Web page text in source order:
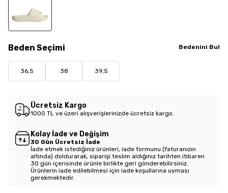
Beden Seçimi Bedenini Bul
36,5 38 39,5
Ücretsiz Kargo
1000 TL ve üzeri alışverişlerinizde ücretsiz kargo.
Kolay İade ve Değişim
30 Gün Ücretsiz İade
İade etmek istediğiniz ürünleri, iade formunu (faturanızın
altında) doldurarak, siparişi teslim aldığınız tarihten itibaren
30 gün içerisinde ürünle birlikte geri gönderebilirsiniz.
Ürünlerin iade edilebilmesi için iade koşullarına uyması
gerekmektedir.